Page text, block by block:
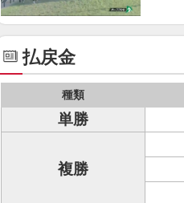
払戻金
種類
単勝
複勝